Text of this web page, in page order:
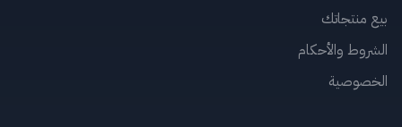
بيع منتجاتك
الشروط والأحكام
الخصوصية